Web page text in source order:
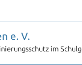
e. V.
im